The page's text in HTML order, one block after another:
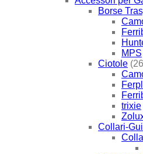
Borse
MPS
Ciotole
trixie
Collari-